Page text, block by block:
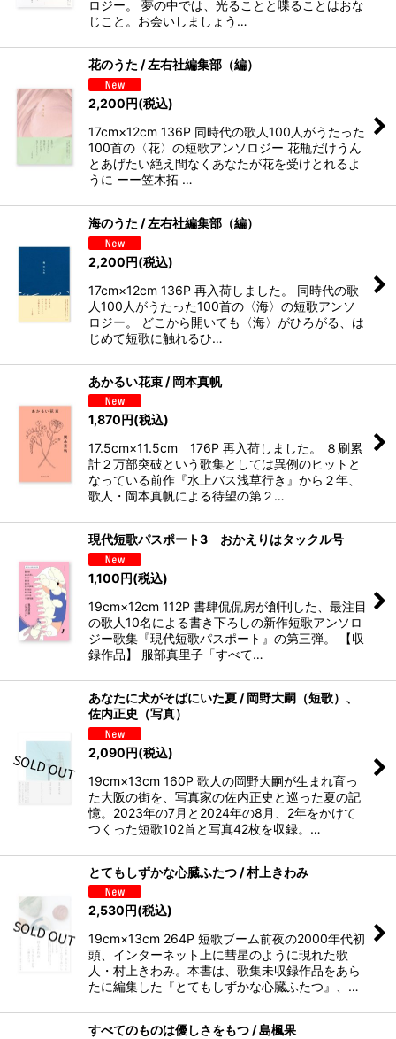
ロジー。 夢の中では、光ることと喋ることはおな
じこと。お会いしましょう…
花のうた / 左右社編集部（編）
2,200円(税込)
17cm×12cm 136P 同時代の歌人100人がうたった
100首の〈花〉の短歌アンソロジー 花瓶だけうん
とあげたい絶え間なくあなたが花を受けとれるよ
うに ーー笠木拓 …
海のうた / 左右社編集部（編）
2,200円(税込)
17cm×12cm 136P 再入荷しました。 同時代の歌
人100人がうたった100首の〈海〉の短歌アンソ
ロジー。 どこから開いても〈海〉がひろがる、は
じめて短歌に触れるひ…
あかるい花束 / 岡本真帆
1,870円(税込)
17.5cm×11.5cm 176P 再入荷しました。 ８刷累
計２万部突破という歌集としては異例のヒットと
なっている前作『水上バス浅草行き』から２年、
歌人・岡本真帆による待望の第２…
現代短歌パスポート3 おかえりはタックル号
1,100円(税込)
19cm×12cm 112P 書肆侃侃房が創刊した、最注目
の歌人10名による書き下ろしの新作短歌アンソロ
ジー歌集『現代短歌パスポート』の第三弾。 【収
録作品】 服部真里子「すべて…
あなたに犬がそばにいた夏 / 岡野大嗣（短歌）、
佐内正史（写真）
2,090円(税込)
19cm×13cm 160P 歌人の岡野大嗣が生まれ育っ
た大阪の街を、写真家の佐内正史と巡った夏の記
憶。2023年の7月と2024年の8月、2年をかけて
つくった短歌102首と写真42枚を収録。…
とてもしずかな心臓ふたつ / 村上きわみ
2,530円(税込)
19cm×13cm 264P 短歌ブーム前夜の2000年代初
頭、インターネット上に彗星のように現れた歌
人・村上きわみ。本書は、歌集未収録作品をあら
たに編集した『とてもしずかな心臓ふたつ』、…
すべてのものは優しさをもつ / 島楓果